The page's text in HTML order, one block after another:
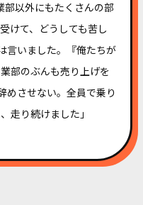
以外にもたくさんの部
けて、どうしても苦し
言いました。『俺たちが
部のぶんも売り上げを
めさせない。全員で乗り
走り続けました」